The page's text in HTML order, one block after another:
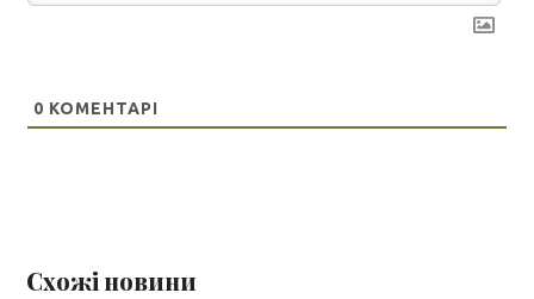
0 КОМЕНТАРІ
Схожі новини